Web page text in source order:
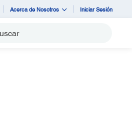
Acerca de Nosotros Iniciar Sesión